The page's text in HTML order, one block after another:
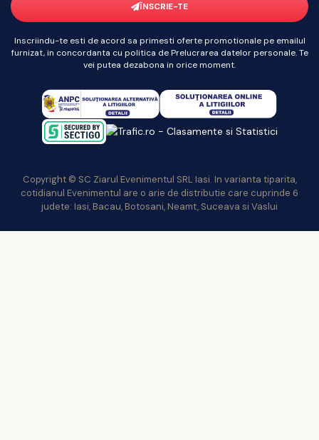
ÎNSCRIE-TE
Inscriindu-te esti de acord sa primesti oferte promotionale pe emailul
furnizat, in concordanta cu politica de Prelucrarea datelor personale. Te
vei putea dezabona in orice moment.
Copyright © SC Ziarul Evenimentul SRL Iasi. In varianta tiparita,
cotidianul Evenimentul are o arie de distributie care cuprinde 6
judete: Iasi, Bacau, Botosani, Neamt, Suceava si Vaslui